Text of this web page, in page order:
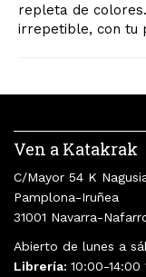
repleta de
irrepetible, con tu
Ven a Katakrak
C/Mayor 54 K
Pamplona-Iruñea
31001 Navarra-
Abierto de lunes a
Librería: 10:00-14:00